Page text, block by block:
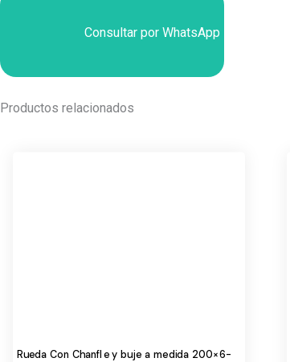
Consultar por WhatsApp
Productos relacionados
Rueda Con Chanfle y buje a medida 200×6-